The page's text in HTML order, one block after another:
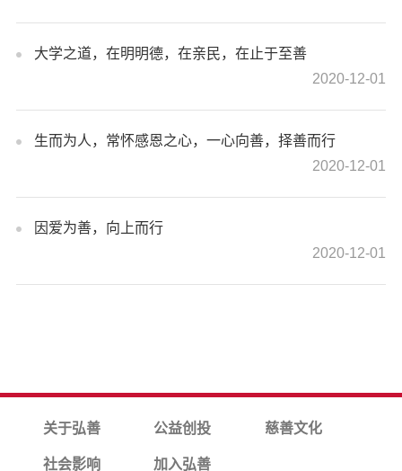
大学之道，在明明德，在亲民，在止于至善
2020-12-01
生而为人，常怀感恩之心，一心向善，择善而行
2020-12-01
因爱为善，向上而行
2020-12-01
关于弘善 公益创投 慈善文化
社会影响 加入弘善